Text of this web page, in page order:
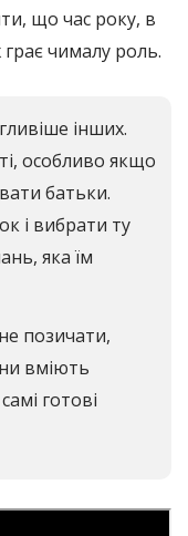
що час року, в
чималу роль.
інших.
особливо якщо
батьки.
і вибрати ту
яка їм
позичати,
вміють
готові